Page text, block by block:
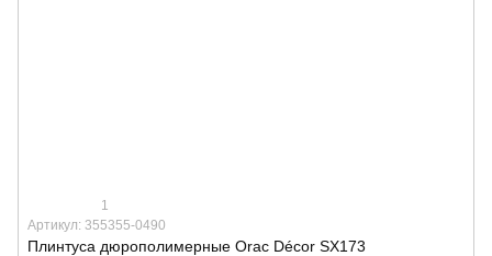
1
Артикул: 355355-0490
Плинтуса дюрополимерные Orac Décor SX173